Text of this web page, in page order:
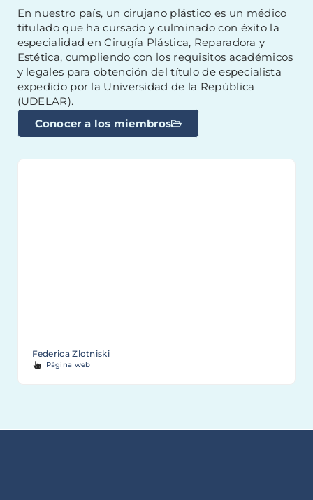
En nuestro país, un cirujano plástico es un médico
titulado que ha cursado y culminado con éxito la
especialidad en Cirugía Plástica, Reparadora y
Estética, cumpliendo con los requisitos académicos
y legales para obtención del título de especialista
expedido por la Universidad de la República
(UDELAR).
Conocer a los miembros
Federica Zlotniski
Página web